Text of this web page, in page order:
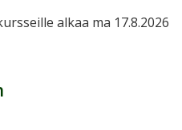
alkaa ma 17.8.2026